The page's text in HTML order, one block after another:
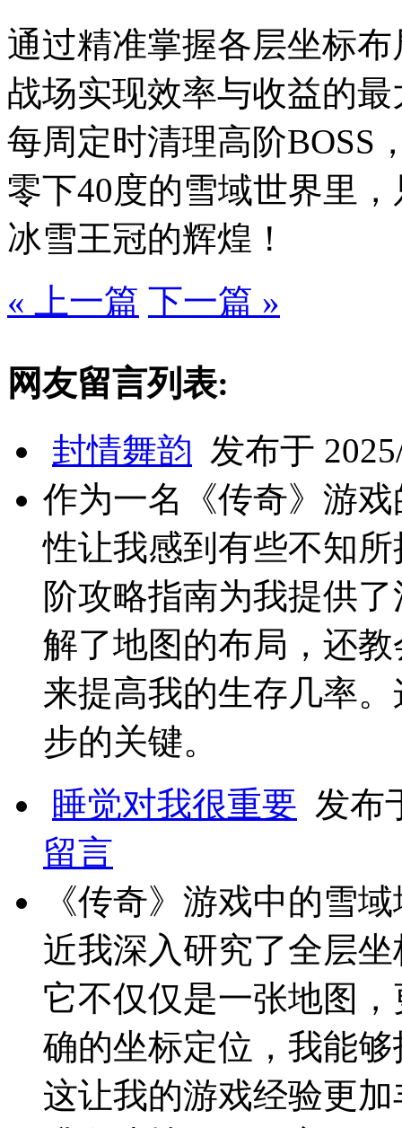
通过精准掌握各层坐标
战场实现效率与收益的
每周定时清理高阶BOSS
零下40度的雪域世界里
冰雪王冠的辉煌！
« 上一篇 下一篇 »
网友留言列表:
封情舞韵 发布于
作为一名《传奇》游
性让我感到有些不知
阶攻略指南为我提供
解了地图的布局，还
来提高我的生存几率
步的关键。
睡觉对我很重要 发布
留言
《传奇》游戏中的雪
近我深入研究了全层
它不仅仅是一张地图
确的坐标定位，我能
这让我的游戏经验更